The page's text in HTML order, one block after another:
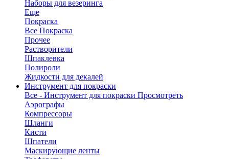
Наборы для везеринга
Еще
Покраска
Все Покраска
Прочее
Растворители
Шпаклевка
Полироли
Жидкости для декалей
Инструмент для покраски
Все - Инструмент для покраски Просмотреть
Аэрографы
Компрессоры
Шланги
Кисти
Шпатели
Маскирующие ленты